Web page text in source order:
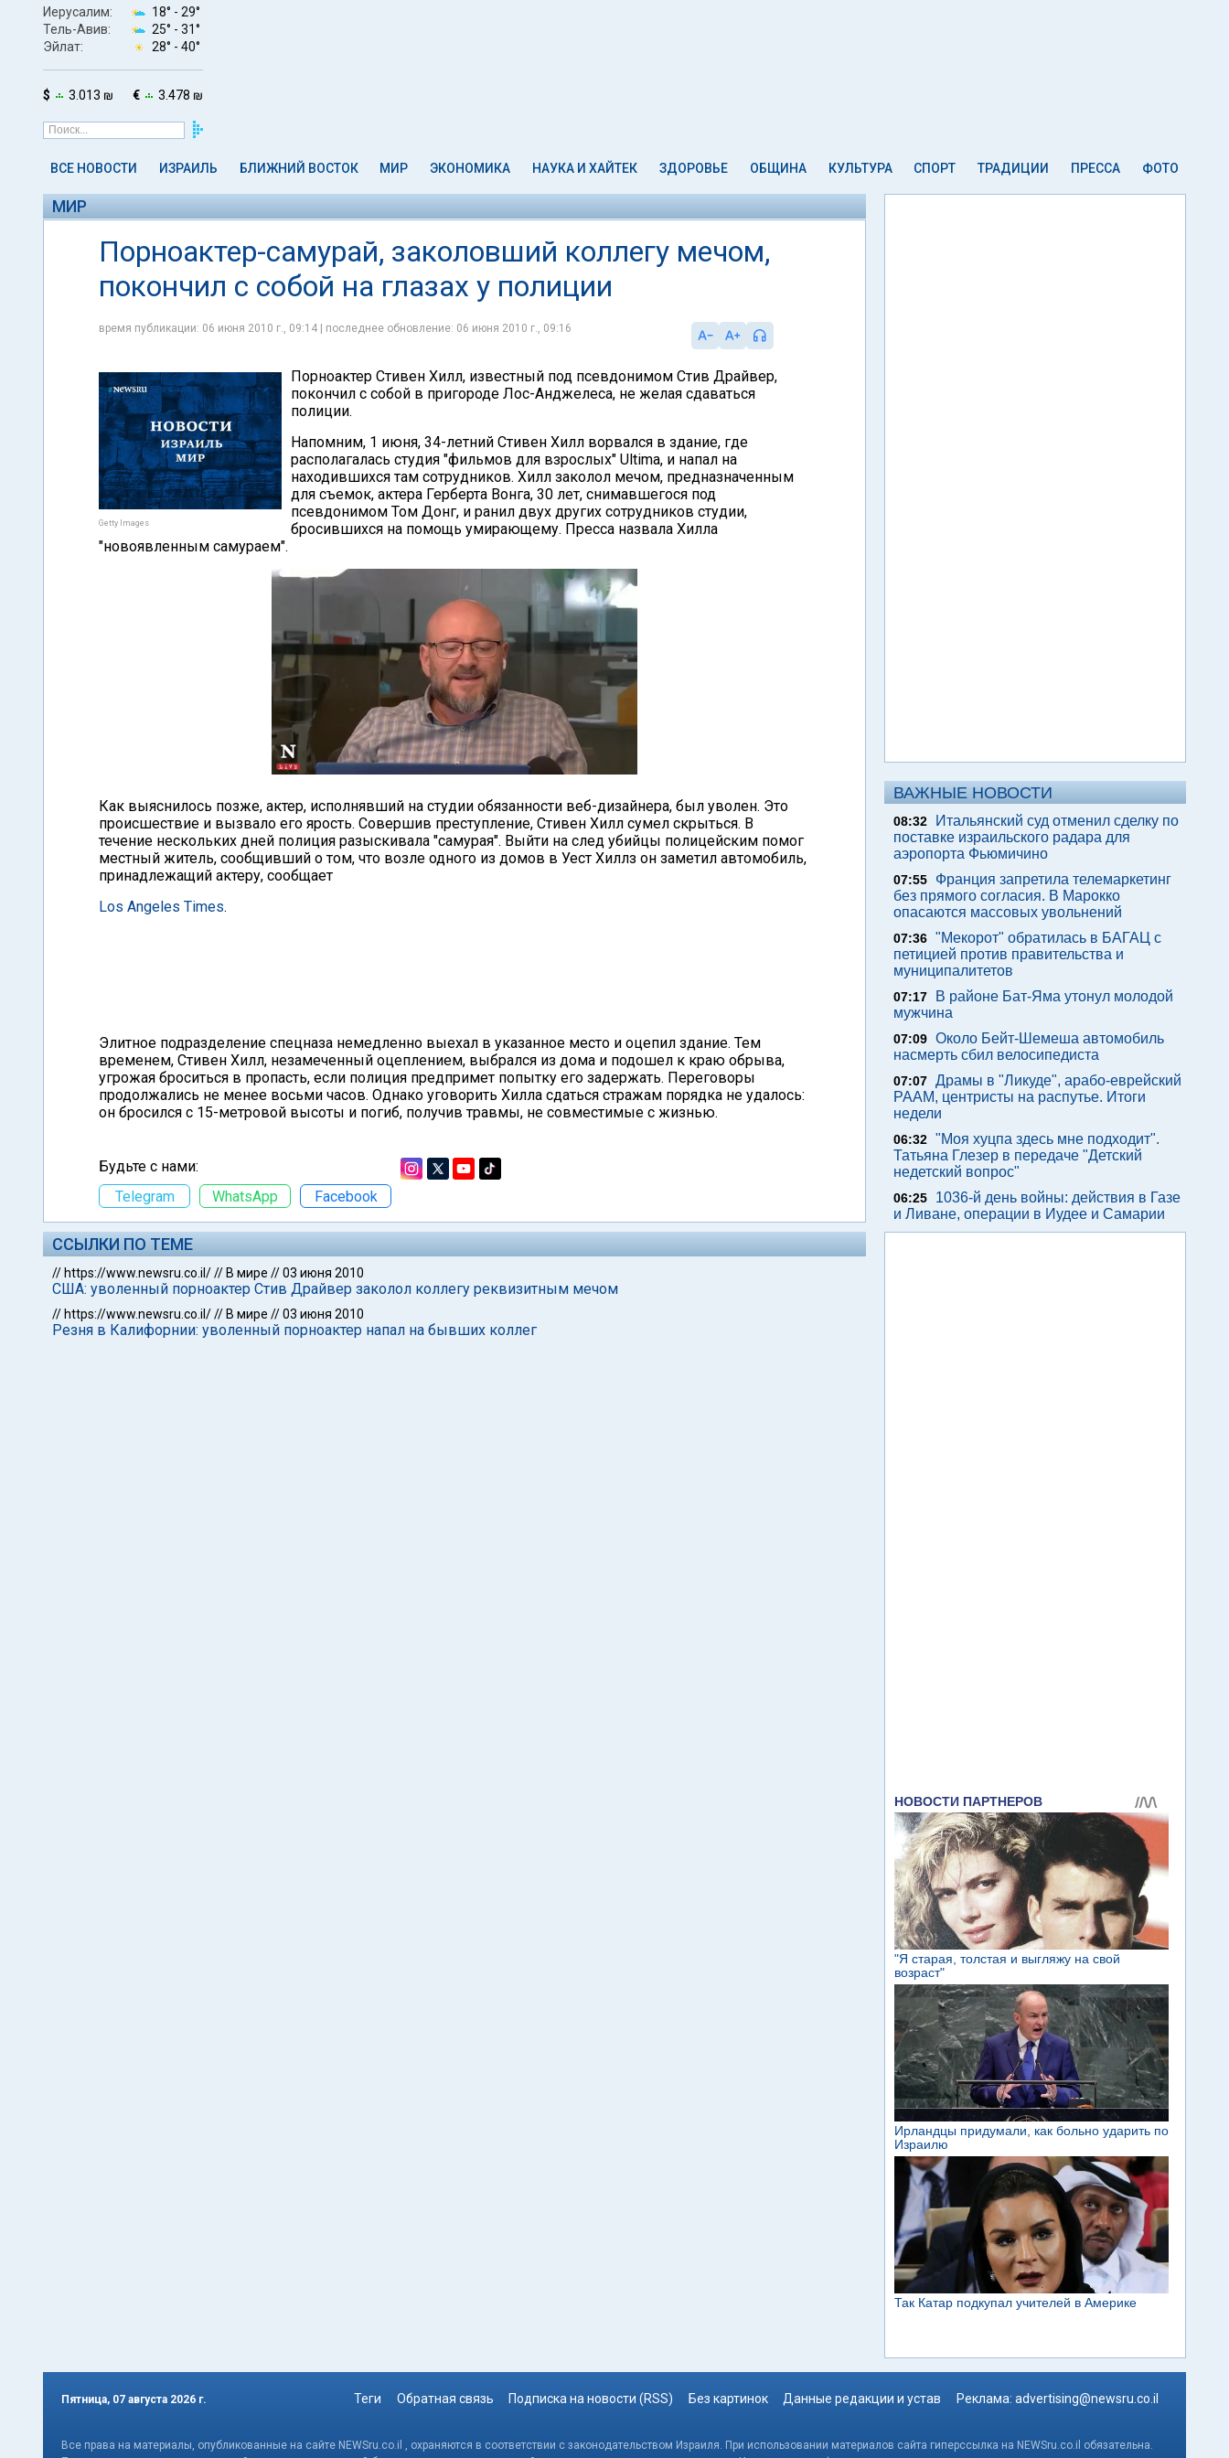
Иерусалим: 18° - 29°
Тель-Авив:
25° - 31°
Эйлат:
28° - 40°
$ 3.013 ₪ € 3.478 ₪
ВСЕ НОВОСТИ ИЗРАИЛЬ БЛИЖНИЙ ВОСТОК МИР ЭКОНОМИКА НАУКА И ХАЙТЕК ЗДОРОВЬЕ ОБЩИНА КУЛЬТУРА СПОРТ ТРАДИЦИИ ПРЕССА ФОТО
МИР
Порноактер-самурай, заколовший коллегу мечом,
покончил с собой на глазах у полиции
время публикации: 06 июня 2010 г., 09:14 | последнее обновление: 06 июня 2010 г., 09:16
Getty Images
Порноактер Стивен Хилл, известный под псевдонимом Стив Драйвер,
покончил с собой в пригороде Лос-Анджелеса, не желая сдаваться
полиции.
Напомним, 1 июня, 34-летний Стивен Хилл ворвался в здание, где
располагалась студия "фильмов для взрослых" Ultima, и напал на
находившихся там сотрудников. Хилл заколол мечом, предназначенным
для съемок, актера Герберта Вонга, 30 лет, снимавшегося под
псевдонимом Том Донг, и ранил двух других сотрудников студии,
бросившихся на помощь умирающему. Пресса назвала Хилла
"новоявленным самураем".
Как выяснилось позже, актер, исполнявший на студии обязанности веб-дизайнера, был уволен. Это
происшествие и вызвало его ярость. Совершив преступление, Стивен Хилл сумел скрыться. В
течение нескольких дней полиция разыскивала "самурая". Выйти на след убийцы полицейским помог
местный житель, сообщивший о том, что возле одного из домов в Уест Хиллз он заметил автомобиль,
принадлежащий актеру, сообщает
Los Angeles Times.
Элитное подразделение спецназа немедленно выехал в указанное место и оцепил здание. Тем
временем, Стивен Хилл, незамеченный оцеплением, выбрался из дома и подошел к краю обрыва,
угрожая броситься в пропасть, если полиция предпримет попытку его задержать. Переговоры
продолжались не менее восьми часов. Однако уговорить Хилла сдаться стражам порядка не удалось:
он бросился с 15-метровой высоты и погиб, получив травмы, не совместимые с жизнью.
Будьте с нами:
Telegram
WhatsApp Facebook
ССЫЛКИ ПО ТЕМЕ
// https://www.newsru.co.il/// В мире //03 июня 2010
США: уволенный порноактер Стив Драйвер заколол коллегу реквизитным мечом
// https://www.newsru.co.il/// В мире //03 июня 2010
Резня в Калифорнии: уволенный порноактер напал на бывших коллег
ВАЖНЫЕ НОВОСТИ
08:32
Итальянский суд отменил сделку по
поставке израильского радара для
аэропорта Фьюмичино
07:55
Франция запретила телемаркетинг
без прямого согласия. В Марокко
опасаются массовых увольнений
07:36 "Мекорот" обратилась в БАГАЦ с
петицией против правительства и
муниципалитетов
07:17
В районе Бат-Яма утонул молодой
мужчина
07:09 Около Бейт-Шемеша автомобиль
насмерть сбил велосипедиста
07:07 Драмы в "Ликуде", арабо-еврейский
РААМ, центристы на распутье. Итоги
недели
06:32 "Моя хуцпа здесь мне подходит".
Татьяна Глезер в передаче "Детский
недетский вопрос"
06:25
1036-й день войны: действия в Газе
и Ливане, операции в Иудее и Самарии
Пятница, 07 августа 2026 г. Теги Обратная связь Подписка на новости (RSS) Без картинок Данные редакции и устав Реклама: advertising@newsru.co.il
Все права на материалы, опубликованные на сайте NEWSru.co.il , охраняются в соответствии с законодательством Израиля. При использовании материалов сайта гиперссылка на NEWSru.co.il обязательна.